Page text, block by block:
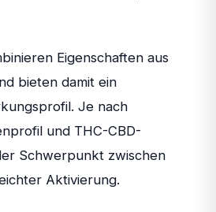
Eigenschaften aus
bieten damit ein
Je nach
und THC-CBD-
Schwerpunkt zwischen
Aktivierung.